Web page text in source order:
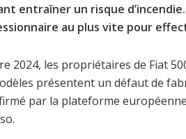
entraîner un risque
au plus vite pour
2024, les propriétaires de Fiat
présentent un défaut de
par la plateforme